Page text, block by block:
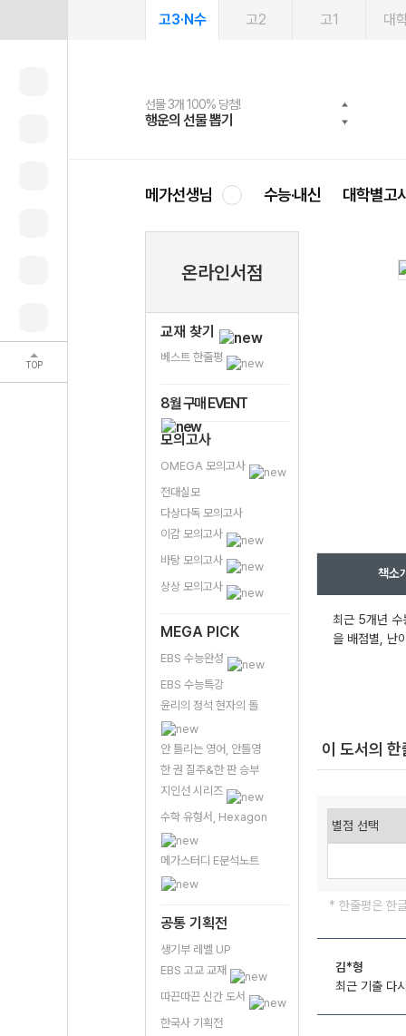
TOP
고3·N수 고2 고1 대
선물 3개 100% 당첨!
행운의 선물 뽑기
선물 100% 증정!
메가스터디 X 올리브
2027 러셀 단과
강사 공개선발
스마트러닝앱
설문 EVENT
메가패스
3일 무료 체험권
메가패스 수강생 무료혜택!
메가클럽 멤버십
사회공헌 캠페인
희망이룸 메가나눔
메가선생님 수능·내신 대학별고
온라인서점
교재 찾기
베스트 한줄평
8월 구매 EVENT
모의고사
OMEGA 모의고사
전대실모
다상다독 모의고사
이감 모의고사
바탕 모의고사
상상 모의고사
MEGA PICK
EBS 수능완성
EBS 수능특강
윤리의 정석 현자의 돌
안 틀리는 영어, 안틀영
한 권 질주&한 판 승부
지인선 시리즈
수학 유형서, Hexagon
메가스터디 E분석노트
공통 기획전
생기부 레벨 UP
EBS 고교 교재
따끈따끈 신간 도서
한국사 기획전
책소
최근 5개년 수
을 배점별, 난
이 도서의 한
* 한줄평은 한
김*형
최근 기출 다